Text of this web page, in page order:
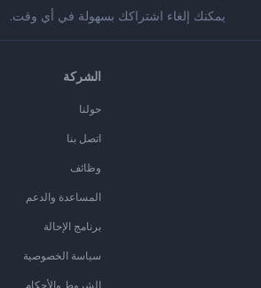
يمكنك إلغاء اشتراكك بسهولة في أي وقت.
الشركة
حولنا
اتصل بنا
وظائف
المساعدة والدعم
برنامج الإحالة
سياسة الخصوصية
الشروط والأحكام